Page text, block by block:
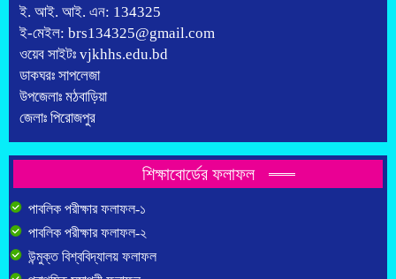
ই. আই. আই. এন: 134325
ই-মেইল: brs134325@gmail.com
ওয়েব সাইটঃ vjkhhs.edu.bd
ডাকঘরঃ সাপলেজা
উপজেলাঃ মঠবাড়িয়া
জেলাঃ পিরোজপুর
শিক্ষাবোর্ডের ফলাফল
পাবলিক পরীক্ষার ফলাফল-১
পাবলিক পরীক্ষার ফলাফল-২
উন্মুক্ত বিশ্ববিদ্যালয় ফলাফল